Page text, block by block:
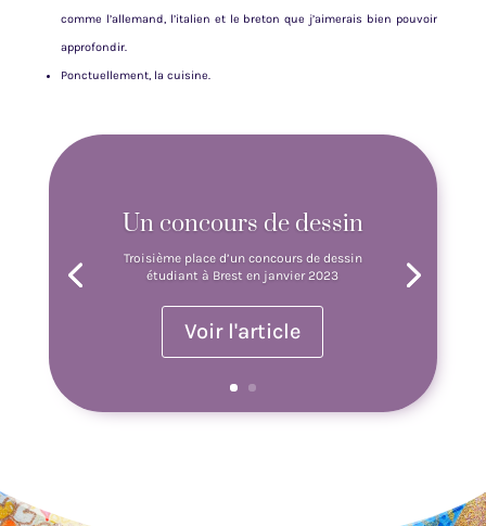
comme l’allemand, l’italien et le breton que j’aimerais bien pouvoir
approfondir.
Ponctuellement, la cuisine.
Un concours de dessin
Troisième place d’un concours de dessin
étudiant à Brest en janvier 2023
Voir l'article